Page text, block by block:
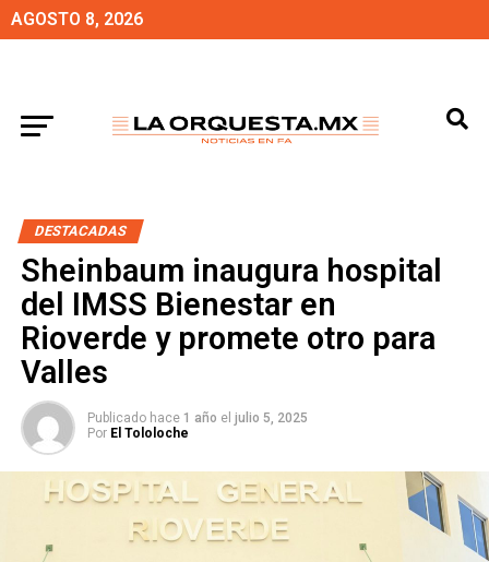
AGOSTO 8, 2026
DESTACADAS
Sheinbaum inaugura hospital
del IMSS Bienestar en
Rioverde y promete otro para
Valles
Publicado hace 1 año el julio 5, 2025
Por El Tololoche